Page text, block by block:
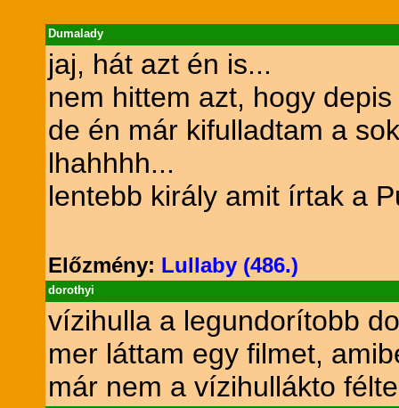
Dumalady
jaj, hát azt én is...
nem hittem azt, hogy
de én már kifulladtam a
lhahhhh...
lentebb király amit írtak a
Előzmény: Lullaby (486.)
dorothyi
vízihulla a legundorítobb
mer láttam egy filmet,
már nem a vízihullákto